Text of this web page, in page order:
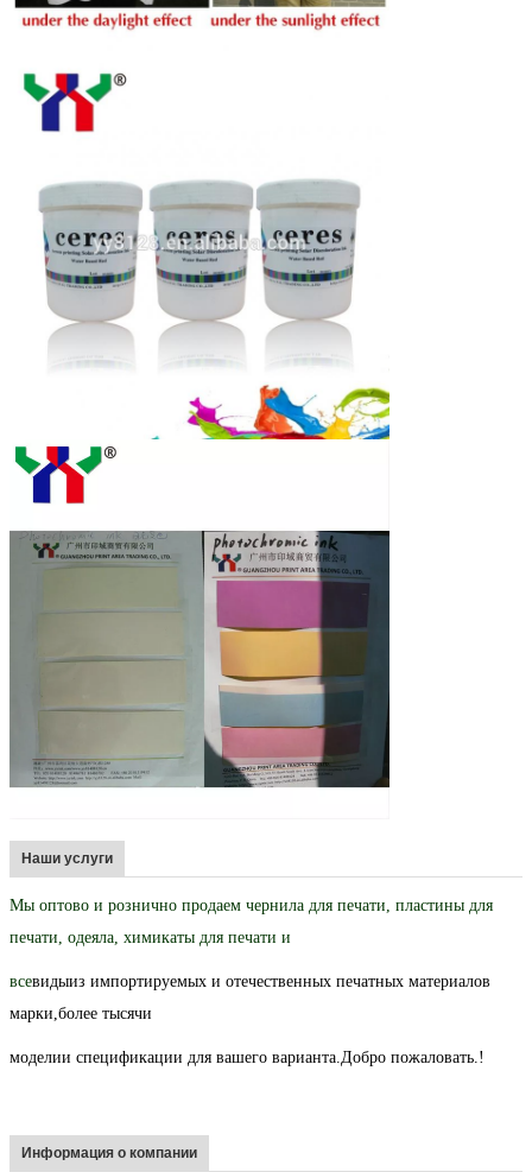
Наши услуги
Мы оптово и рознично продаем чернила для печати, пластины для
печати, одеяла, химикаты для печати и
всевидыиз импортируемых и отечественных печатных материалов
марки,более тысячи
моделии спецификации для вашего варианта.Добро пожаловать.!
Информация о компании